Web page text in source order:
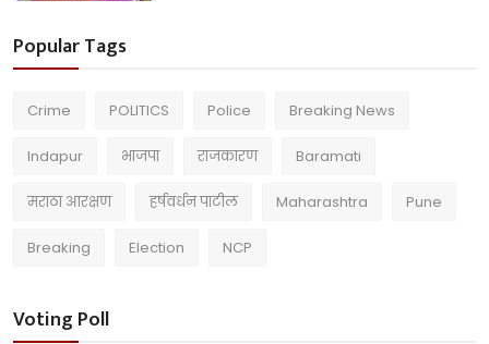
Popular Tags
Crime POLITICS Police Breaking News
Indapur भाजपा राजकारण Baramati
मराठा आरक्षण हर्षवर्धन पाटील Maharashtra Pune
Breaking Election NCP
Voting Poll